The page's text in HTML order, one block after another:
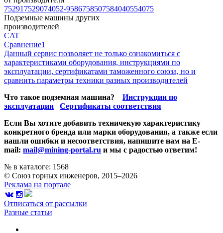
75291 7529074052-9586758507584040554075
Подземные машины других
производителей
CAT
Сравнение1
Данный сервис позволяет не только ознакомиться с
характеристиками оборудования, инструкциями по
эксплуатации, сертификатами таможенного союза, но и
сравнить параметры техники разных производителей
Что такое подземная машина? Инструкции по
эксплуатации
Сертификаты соответствия
Если Вы хотите добавить техничекую характеристику
конкретного бренда или марки оборудования, а также если
нашли ошибки и несоответствия, напишите нам на E-
mail: mail@mining-portal.ru и мы с радостью ответим!
№ в каталоге: 1568
© Союз горных инженеров, 2015–2026
Реклама на портале
Отписаться от рассылки
Разные статьи